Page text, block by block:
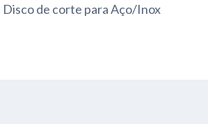
Disco de corte para Aço/Inox